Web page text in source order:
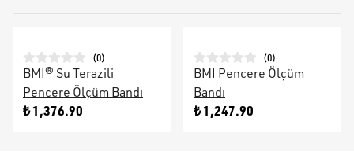
(0)
BMI® Su Terazili
Pencere Ölçüm Bandı
₺ 1,376.90
(0)
BMI Pencere Ölçüm
Bandı
₺ 1,247.90